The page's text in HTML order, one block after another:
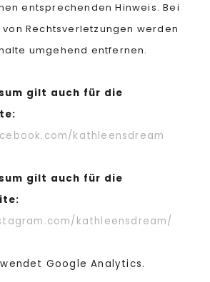
entsprechenden Hinweis. Bei
Rechtsverletzungen werden
umgehend entfernen.
gilt auch für die
kathleensdream
gilt auch für die
kathleensdream/
Google Analytics.